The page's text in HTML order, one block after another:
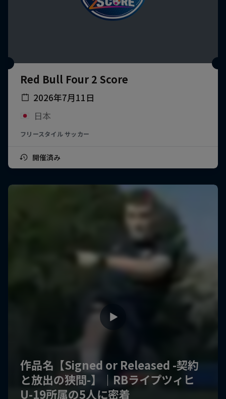
Red Bull Four 2 Score
2026年7月11日
日本
フリースタイル サッカー
開催済み